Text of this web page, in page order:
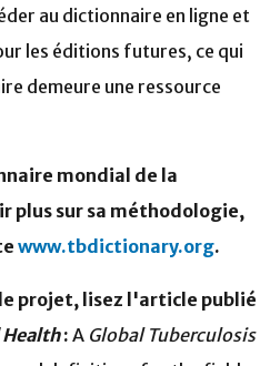
au dictionnaire en ligne et
les éditions futures, ce qui
demeure une ressource
mondial de la
plus sur sa méthodologie,
www.tbdictionary.org.
le projet, lisez l'article publié
Health: A Global Tuberculosis